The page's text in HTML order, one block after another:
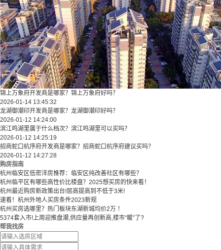
锦上万象府开发商是哪家？锦上万象府好吗？
2026-01-14 13:45:32
龙湖御潮印开发商是哪家？龙湖御潮印好吗？
2026-01-12 14:24:00
滨江鸣湖里属于什么档次？滨江鸣湖里可以买吗？
2026-01-12 14:25:19
招商蛇口杭序府开发商是哪家？招商蛇口杭序府建议买吗？
2026-01-12 14:27:28
购房指南
杭州临安区低密洋房推荐：临安区纯改善社区有哪些？
​​杭州临平区有哪些高性价比楼盘？2025想买房的快来看！​
杭州最近购房新政策出台!层高提高到不低于3米!
速看！杭州外地人买房条件2023新规
杭州买房选哪里？热门板块东湖新城均价2万 ！
5374套入市!上周迎推盘潮,供应量再创新高,楼市“暖”了?
帮我找房